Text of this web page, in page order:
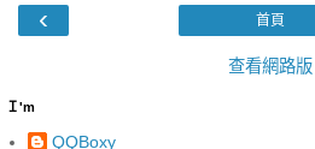
‹ 首頁
查看網路版
Ｉ'm
QQBoxy